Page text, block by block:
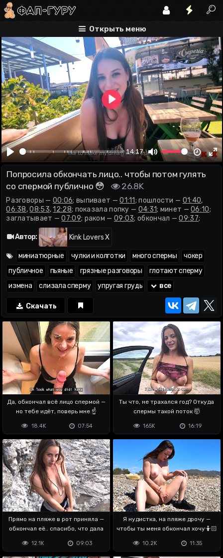
Открыть меню
разговоры пошлости
Play
00:00
14:17
Mute
Play
Попросила обкончать лицо.. чтобы потом гулять
со спермой публично 😳
26.8K
Разговоры — 00:06; выпивает —01:11; пошлости — 01:40,
06:38,08:53,12:28; показала попку — 04:31; минет —06:10;
заглатывает —07:09; раком — 09:03; обкончал —09:37;
глотает сперму —
Автор:
Kink Lovers X
миниатюрные чулки и колготки много спермы
чокер
публичное
пьяные грязные разговоры
глотают сперму
измена
слизала сперму упругая грудь все
Скачать
Да, обкончал всё лицо спермой —
но тебе идёт, поверь мне ☝️
07:54
18.4K
Ты что, не трахался год? Откуда
спермы такой поток 🤯
16:19
165K
Прямо на пляже в рот приняла —
обкончал её.. спасибо, что дала
09:03
12.1K
Я нудистка, на пляже дрочу —
чтобы ты меня обкончал хочу🤷🏻
11:35
10.2K